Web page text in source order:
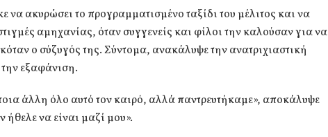
να ακυρώσει το προγραμματισμένο ταξίδι του μέλιτος και να
αμηχανίας, όταν συγγενείς και φίλοι την καλούσαν για να
ο σύζυγός της. Σύντομα, ανακάλυψε την ανατριχιαστική
εξαφάνιση.
άλλη όλο αυτό τον καιρό, αλλά παντρευτήκαμε», αποκάλυψε
να είναι μαζί μου».